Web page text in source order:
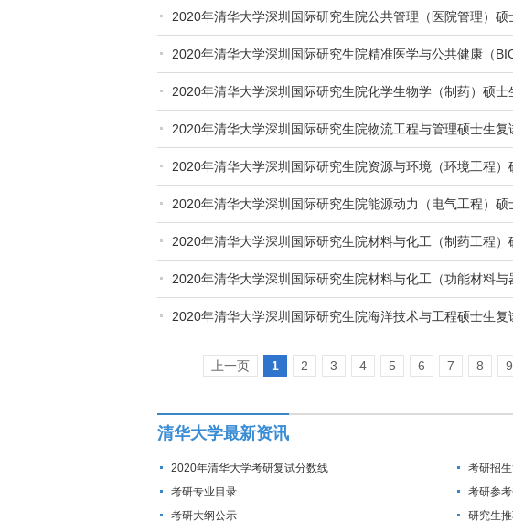
2020年清华大学深圳国际研究生院公共管理（医院管理）硕
2020年清华大学深圳国际研究生院精准医学与公共健康（
细则
2020年清华大学深圳国际研究生院化学生物学（制药）硕士
2020年清华大学深圳国际研究生院物流工程与管理硕士生复
2020年清华大学深圳国际研究生院资源与环境（环境工程）
2020年清华大学深圳国际研究生院能源动力（电气工程）硕
2020年清华大学深圳国际研究生院材料与化工（制药工程）
2020年清华大学深圳国际研究生院材料与化工（功能材料
2020年清华大学深圳国际研究生院海洋技术与工程硕士生复
上一页 1 2 3 4 5 6 7 8 9
清华大学最新资讯
2020年清华大学考研复试分数线
考研招
考研专业目录
考研参考
考研大纲公示
研究生